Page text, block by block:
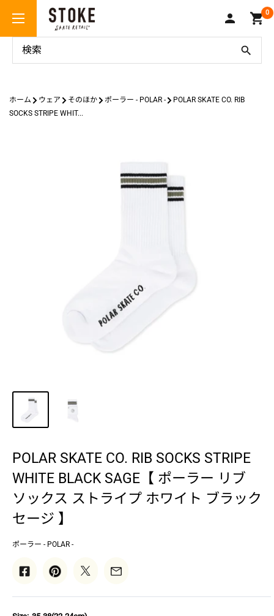
テ
Stoke
Skate
0
ホーム ウェア そのほか ポーラー - POLAR -
POLAR SKATE CO. RIB
SOCKS STRIPE WHIT...
POLAR SKATE CO. RIB SOCKS STRIPE
WHITE BLACK SAGE【 ポーラー リブ
ソックス ストライプ ホワイト ブラック
セージ 】
ポーラー - POLAR -